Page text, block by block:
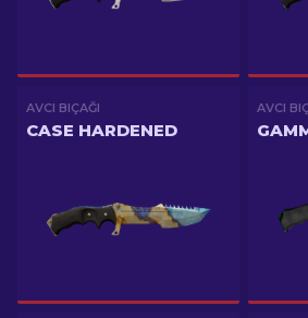
AVCI BIÇAĞI
CASE HARDENED
AVCI